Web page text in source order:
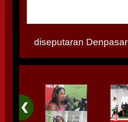
diseputaran Denpasar